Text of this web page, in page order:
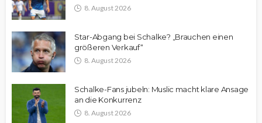
8. August 2026
Star-Abgang bei Schalke? „Brauchen einen
größeren Verkauf“
8. August 2026
Schalke-Fans jubeln: Muslic macht klare Ansage
an die Konkurrenz
8. August 2026